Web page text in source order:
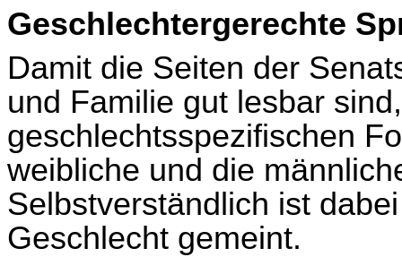
Geschlechtergerechte
Damit die Seiten der
und Familie gut lesbar
geschlechtsspezifischen
weibliche und die
Selbstverständlich ist
Geschlecht gemeint.